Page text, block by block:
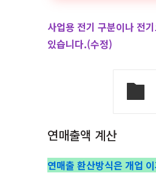
사업용 전기 구분이나 전
있습니다.(수정)
연매출액 계산
연매출 환산방식은 개업